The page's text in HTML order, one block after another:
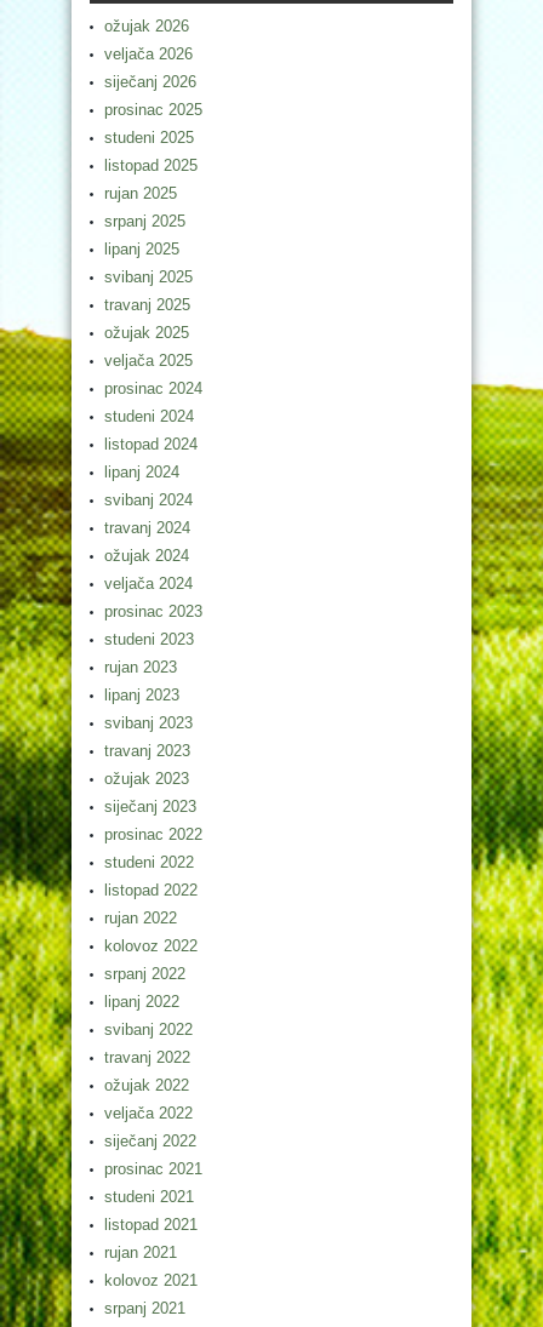
ožujak 2026
veljača 2026
siječanj 2026
prosinac 2025
studeni 2025
listopad 2025
rujan 2025
srpanj 2025
lipanj 2025
svibanj 2025
travanj 2025
ožujak 2025
veljača 2025
prosinac 2024
studeni 2024
listopad 2024
lipanj 2024
svibanj 2024
travanj 2024
ožujak 2024
veljača 2024
prosinac 2023
studeni 2023
rujan 2023
lipanj 2023
svibanj 2023
travanj 2023
ožujak 2023
siječanj 2023
prosinac 2022
studeni 2022
listopad 2022
rujan 2022
kolovoz 2022
srpanj 2022
lipanj 2022
svibanj 2022
travanj 2022
ožujak 2022
veljača 2022
siječanj 2022
prosinac 2021
studeni 2021
listopad 2021
rujan 2021
kolovoz 2021
srpanj 2021